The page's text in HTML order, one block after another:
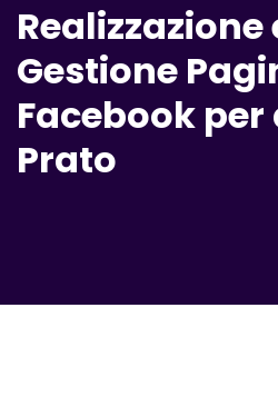
Realizzazione
Gestione
Facebook per
Prato